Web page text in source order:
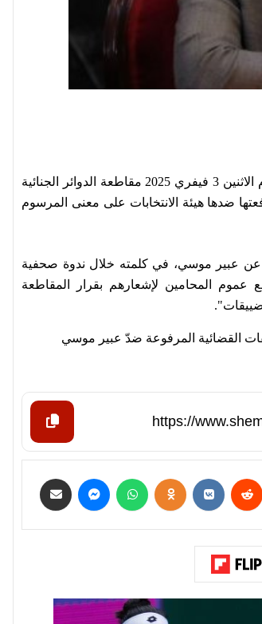
أعلنت هيئة الدفاع عن رئيسة الحزب الدستوري الحر عبير موسي، اليوم الاثنين 3 فيفري 2025 مقاطعة الدوائر الجنائية
ضدها هيئة الانتخابات على معنى المرسوم
عن عبير موسي، في كلمته خلال ندوة صحفية
المحامين لإشعارهم بقرار المقاطعة
القضائية المرفوعة ضدّ عبير موسي